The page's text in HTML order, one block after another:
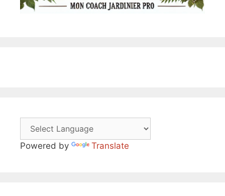
Powered by Translate